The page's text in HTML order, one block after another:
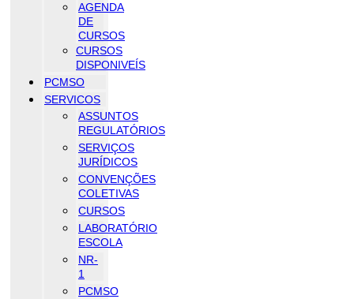
AGENDA
DE
CURSOS
CURSOS
DISPONIVEÍS
PCMSO
SERVICOS
ASSUNTOS
REGULATÓRIOS
SERVIÇOS
JURÍDICOS
CONVENÇÕES
COLETIVAS
CURSOS
LABORATÓRIO
ESCOLA
NR-
1
PCMSO